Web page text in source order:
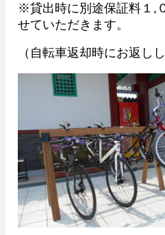
※貸出時に別途保証料１,
せていただきます。
（自転車返却時にお返し